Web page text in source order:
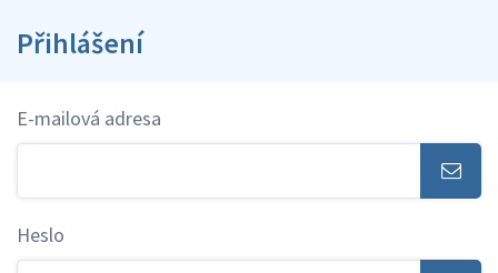
Přihlášení
E-mailová adresa
Heslo